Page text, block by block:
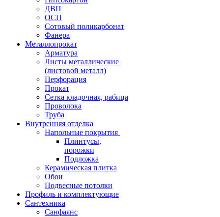
ДВП
ОСП
Сотовый поликарбонат
Фанера
Металлопрокат
Арматура
Листы металлические
(листовой металл)
Перфорация
Прокат
Сетка кладочная, рабица
Проволока
Труба
Внутренняя отделка
Напольные покрытия
Плинтусы,
порожки
Подложка
Керамическая плитка
Обои
Подвесные потолки
Профиль и комплектующие
Сантехника
Санфаянс